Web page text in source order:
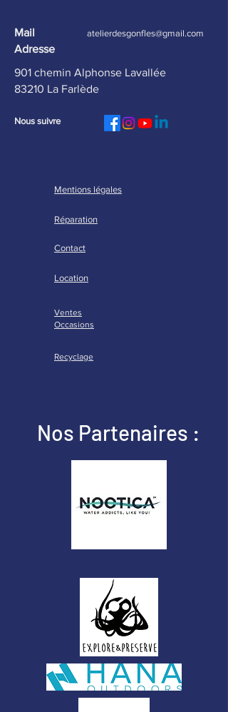
atelierdesgonfles@gmail.com
Mail
Adresse
901 chemin Alphonse Lavallée
83210 La Farlède
Nous suivre
Mentions légales
Réparation
Contact
Location
Ventes
Occasions
Recyclage
Nos Partenaires :